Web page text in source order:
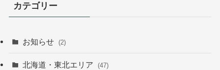
カテゴリー
お知らせ (2)
北海道・東北エリア (47)